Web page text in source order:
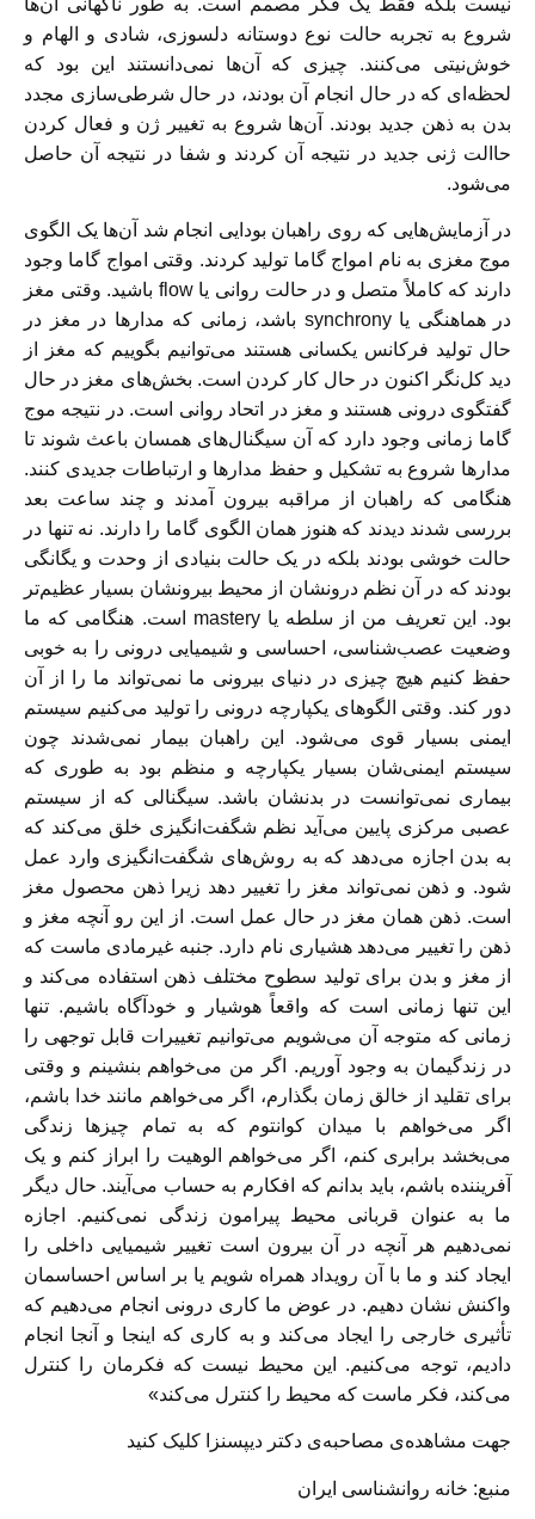
شروع به تجربه حالت نوع دوستانه دلسوزی، شادی و الهام و
خوش‌نیتی می‌کنند. چیزی که آن‌ها نمی‌دانستند این بود که
لحظه‌ای که در حال انجام آن بودند، در حال شرطی‌سازی مجدد
بدن به ذهن جدید بودند. آن‌ها شروع به تغییر ژن و فعال کردن
حاالت ژنی جدید در نتیجه آن کردند و شفا در نتیجه آن حاصل
می‌شود.
در آزمایش‌هایی که روی راهبان بودایی انجام شد آن‌ها یک الگوی
موج مغزی به نام امواج گاما تولید کردند. وقتی امواج گاما وجود
دارند که کاملاً متصل و در حالت روانی یا flow باشید. وقتی مغز
در هماهنگی یا synchrony باشد، زمانی که مدار‌ها در مغز در
حال تولید فرکانس یکسانی هستند می‌توانیم بگوییم که مغز از
دید کل‌نگر اکنون در حال کار کردن است. بخش‌های مغز در حال
گفتگوی درونی هستند و مغز در اتحاد روانی است. در نتیجه موج
گاما زمانی وجود دارد که آن سیگنال‌های همسان باعث شوند تا
مدار‌ها شروع به تشکیل و حفظ مدار‌ها و ارتباطات جدیدی کنند.
هنگامی که راهبان از مراقبه بیرون آمدند و چند ساعت بعد
بررسی شدند دیدند که هنوز‌‌ همان الگوی گاما را دارند. نه تنها در
حالت خوشی بودند بلکه در یک حالت بنیادی از وحدت و یگانگی
بودند که در آن نظم درونشان از محیط بیرونشان بسیار عظیم‌تر
بود. این تعریف من از سلطه یا mastery است. هنگامی که ما
وضعیت عصب‌شناسی، احساسی و شیمیایی درونی را به خوبی
حفظ کنیم هیچ چیزی در دنیای بیرونی ما نمی‌تواند ما را از آن
دور کند. وقتی الگوهای یکپارچه درونی را تولید می‌کنیم سیستم
ایمنی بسیار قوی می‌شود. این راهبان بیمار نمی‌شدند چون
سیستم ایمنی‌شان بسیار یکپارچه و منظم بود به طوری که
بیماری نمی‌توانست در بدنشان باشد. سیگنالی که از سیستم
عصبی مرکزی پایین می‌آید نظم شگفت‌انگیزی خلق می‌کند که
به بدن اجازه می‌دهد که به روش‌های شگفت‌انگیزی وارد عمل
شود. و ذهن نمی‌تواند مغز را تغییر دهد زیرا ذهن محصول مغز
است. ذهن‌‌ همان مغز در حال عمل است. از این رو آنچه مغز و
ذهن را تغییر می‌دهد هشیاری نام دارد. جنبه غیرمادی ماست که
از مغز و بدن برای تولید سطوح مختلف ذهن استفاده می‌کند و
این تنها زمانی است که واقعاً هوشیار و خودآگاه باشیم. تنها
زمانی که متوجه آن می‌شویم می‌توانیم تغییرات قابل توجهی را
در زندگیمان به وجود آوریم. اگر من می‌خواهم بنشینم و وقتی
برای تقلید از خالق زمان بگذارم، اگر می‌خواهم مانند خدا باشم،
اگر می‌خواهم با میدان کوانتوم که به تمام چیز‌ها زندگی
می‌بخشد برابری کنم، اگر می‌خواهم الوهیت را ابراز کنم و یک
آفریننده باشم، باید بدانم که افکارم به حساب می‌آیند. حال دیگر
ما به عنوان قربانی محیط پیرامون زندگی نمی‌کنیم. اجازه
نمی‌دهیم هر آنچه در آن بیرون است تغییر شیمیایی داخلی را
ایجاد کند و ما با آن رویداد همراه شویم یا بر اساس احساسمان
واکنش نشان دهیم. در عوض ما کاری درونی انجام می‌دهیم که
تأثیری خارجی را ایجاد می‌کند و به کاری که اینجا و آنجا انجام
دادیم، توجه می‌کنیم. این محیط نیست که فکرمان را کنترل
می‌کند، فکر ماست که محیط را کنترل می‌کند»
جهت مشاهده‌ی مصاحبه‌ی دکتر دیپسنزا کلیک کنید
منبع: خانه روانشناسی ایران